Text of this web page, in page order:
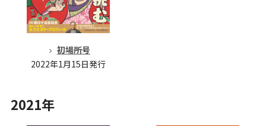
初場所号
2022年1月15日発行
2021年